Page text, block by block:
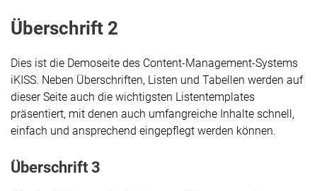
Überschrift 2
Dies ist die Demoseite des Content-Management-Systems
iKISS. Neben Überschriften, Listen und Tabellen werden auf
dieser Seite auch die wichtigsten Listentemplates
präsentiert, mit denen auch umfangreiche Inhalte schnell,
einfach und ansprechend eingepflegt werden können.
Überschrift 3